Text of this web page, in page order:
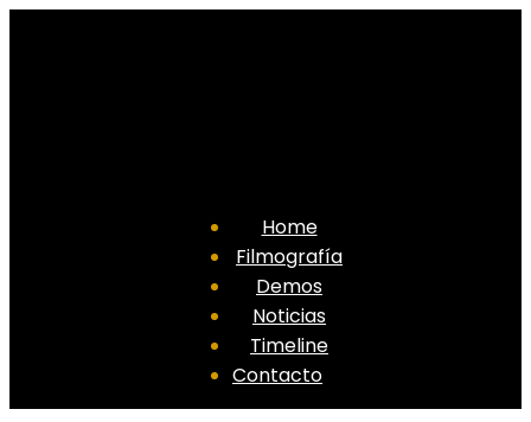
Home
Filmografía
Demos
Noticias
Timeline
Contacto